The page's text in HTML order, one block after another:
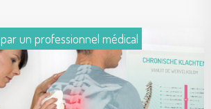
un professionnel médical